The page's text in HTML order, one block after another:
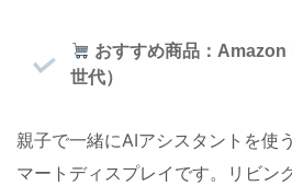
おすすめ商品：
世代）
親子で一緒にAIアシスタントを使
マートディスプレイです。リビン